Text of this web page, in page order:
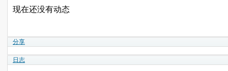
现在还没有动态
分享
日志